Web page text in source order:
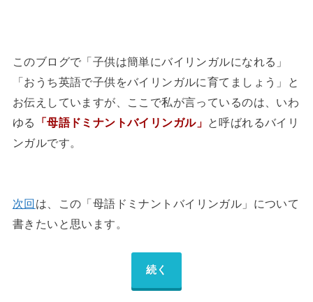
このブログで「子供は簡単にバイリンガルになれる」
「おうち英語で子供をバイリンガルに育てましょう」と
お伝えしていますが、ここで私が言っているのは、いわ
ゆる
「母語ドミナントバイリンガル」 と呼ばれるバイリ
ンガルです。
次回 は、この「母語ドミナントバイリンガル」について
書きたいと思います。
続く